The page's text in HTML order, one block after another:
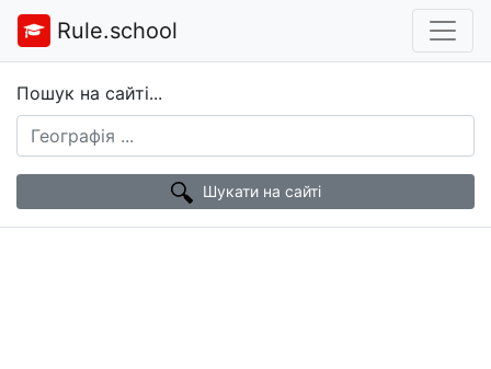
Rule.school
Пошук на сайті...
Шукати на сайті